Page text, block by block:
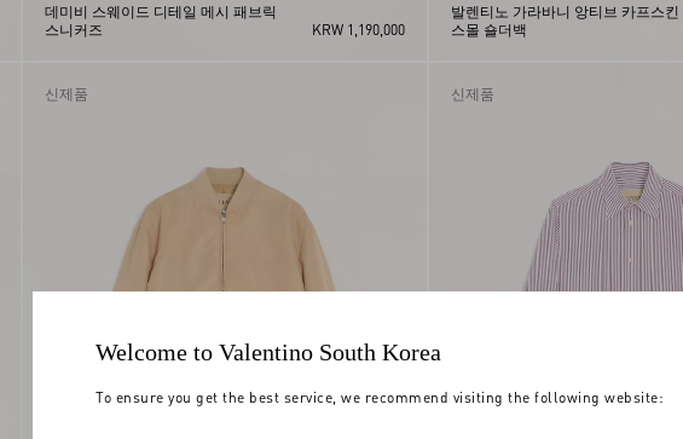
데미비 스웨이드 디테일 메시 패브릭
스니커즈
KRW 1,190,000
발렌티노 가라바니 앙티브 카프스킨
스몰 숄더백
신제품 신제품
Welcome to Valentino South Korea
To ensure you get the best service, we recommend visiting the following website: